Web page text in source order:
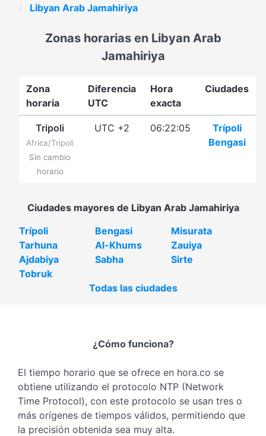
Libyan Arab Jamahiriya
Zonas horarias en Libyan Arab
Jamahiriya
Zona
horaria
Diferencia
UTC
Hora
exacta
Ciudades
Tripoli
Africa/Tripoli
Sin cambio
horario
UTC +2 06:22:05
Trípoli
Bengasi
Ciudades mayores de Libyan Arab Jamahiriya
Trípoli
Bengasi
Misurata
Tarhuna
Al-Khums
Zauiya
Ajdabiya
Sabha
Sirte
Tobruk
Todas las ciudades
¿Cómo funciona?
El tiempo horario que se ofrece en hora.co se
obtiene utilizando el protocolo NTP (Network
Time Protocol), con este protocolo se usan tres o
más orígenes de tiempos válidos, permitiendo que
la precisión obtenida sea muy alta.